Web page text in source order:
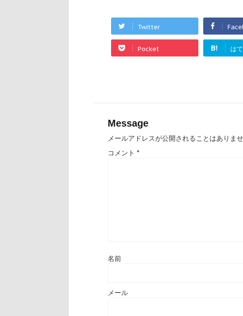
Twitter
Pocket B! は
Message
メールアドレスが公開されることはありませ
コメント *
名前
メール